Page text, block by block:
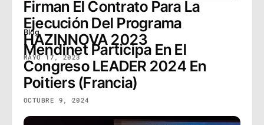
Blog
Mendinet Participa En El
Congreso LEADER 2024 En
Poitiers (Francia)
OCTUBRE 9, 2024
Firman El Contrato Para La
Ejecución Del Programa
HAZINNOVA 2023
MAYO 17, 2023